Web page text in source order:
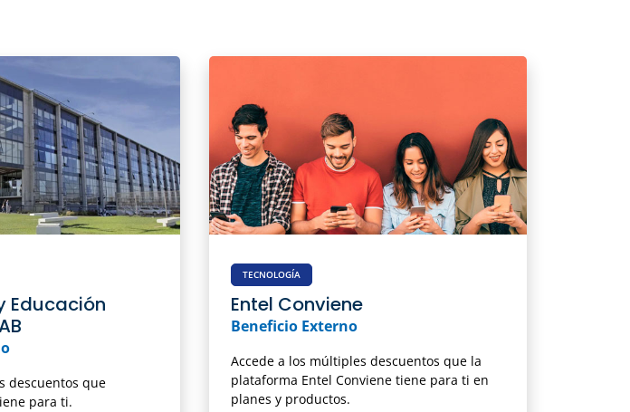
Educación
descuentos que
para ti.
TECNOLOGÍA
Entel Conviene
Beneficio Externo
Accede a los múltiples descuentos que la
plataforma Entel Conviene tiene para ti en
planes y productos.